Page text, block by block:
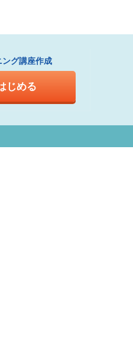
グ講座作成
じめる